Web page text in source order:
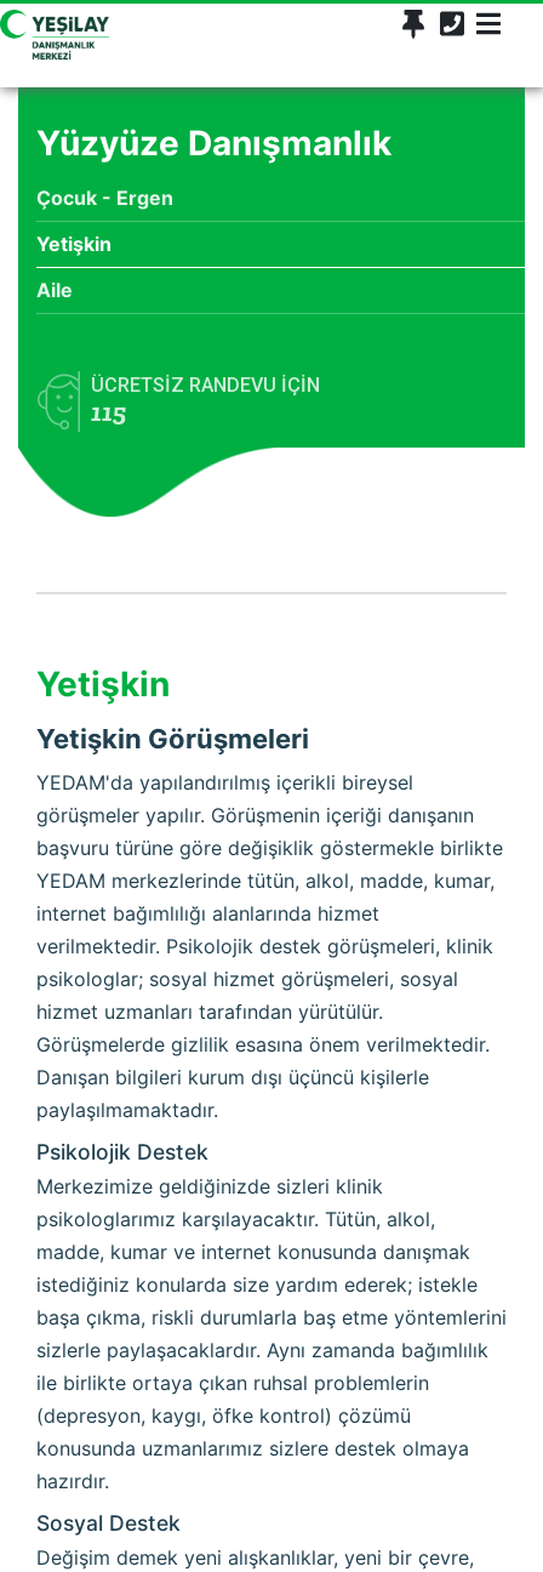
Yüzyüze Danışmanlık
Çocuk - Ergen
Yetişkin
Aile
ÜCRETSİZ RANDEVU İÇİN
115
Yetişkin
Yetişkin Görüşmeleri
YEDAM'da yapılandırılmış içerikli bireysel
görüşmeler yapılır. Görüşmenin içeriği danışanın
başvuru türüne göre değişiklik göstermekle birlikte
YEDAM merkezlerinde tütün, alkol, madde, kumar,
internet bağımlılığı alanlarında hizmet
verilmektedir. Psikolojik destek görüşmeleri, klinik
psikologlar; sosyal hizmet görüşmeleri, sosyal
hizmet uzmanları tarafından yürütülür.
Görüşmelerde gizlilik esasına önem verilmektedir.
Danışan bilgileri kurum dışı üçüncü kişilerle
paylaşılmamaktadır.
Psikolojik Destek
Merkezimize geldiğinizde sizleri klinik
psikologlarımız karşılayacaktır. Tütün, alkol,
madde, kumar ve internet konusunda danışmak
istediğiniz konularda size yardım ederek; istekle
başa çıkma, riskli durumlarla baş etme yöntemlerini
sizlerle paylaşacaklardır. Aynı zamanda bağımlılık
ile birlikte ortaya çıkan ruhsal problemlerin
(depresyon, kaygı, öfke kontrol) çözümü
konusunda uzmanlarımız sizlere destek olmaya
hazırdır.
Sosyal Destek
Değişim demek yeni alışkanlıklar, yeni bir çevre,